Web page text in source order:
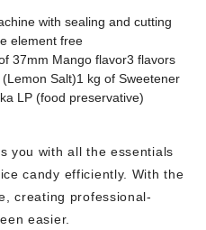
with sealing and cutting
element free
37mm Mango flavor3 flavors
Salt)1 kg of Sweetener
LP (food preservative)
you with all the essentials
candy efficiently. With the
creating professional-
easier.